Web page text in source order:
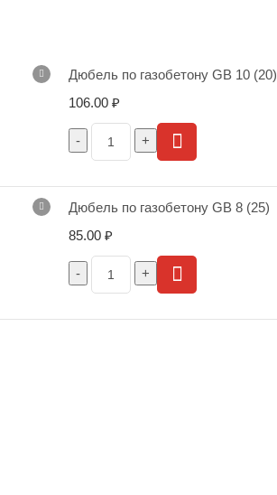
Дюбель по газобетону GB 10 (20)
106.00 ₽
Дюбель по газобетону GB 8 (25)
85.00 ₽